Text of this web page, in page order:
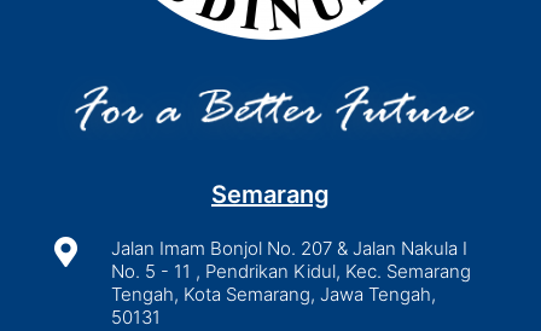
Semarang

Jalan Imam Bonjol No. 207 & Jalan Nakula I
No. 5 - 11 , Pendrikan Kidul, Kec. Semarang
Tengah, Kota Semarang, Jawa Tengah,
50131